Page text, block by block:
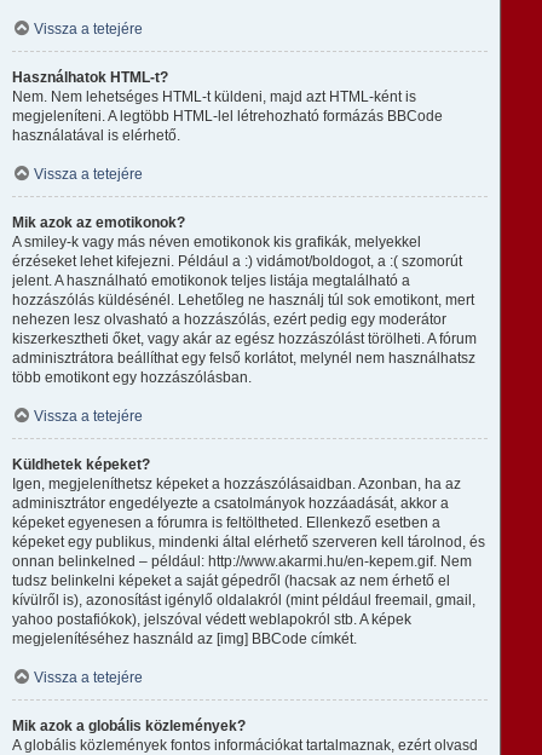
Vissza a tetejére
Használhatok HTML-t?
Nem. Nem lehetséges HTML-t küldeni, majd azt HTML-ként is
megjeleníteni. A legtöbb HTML-lel létrehozható formázás BBCode
használatával is elérhető.
Vissza a tetejére
Mik azok az emotikonok?
A smiley-k vagy más néven emotikonok kis grafikák, melyekkel
érzéseket lehet kifejezni. Például a :) vidámot/boldogot, a :( szomorút
jelent. A használható emotikonok teljes listája megtalálható a
hozzászólás küldésénél. Lehetőleg ne használj túl sok emotikont, mert
nehezen lesz olvasható a hozzászólás, ezért pedig egy moderátor
kiszerkesztheti őket, vagy akár az egész hozzászólást törölheti. A fórum
adminisztrátora beállíthat egy felső korlátot, melynél nem használhatsz
több emotikont egy hozzászólásban.
Vissza a tetejére
Küldhetek képeket?
Igen, megjeleníthetsz képeket a hozzászólásaidban. Azonban, ha az
adminisztrátor engedélyezte a csatolmányok hozzáadását, akkor a
képeket egyenesen a fórumra is feltöltheted. Ellenkező esetben a
képeket egy publikus, mindenki által elérhető szerveren kell tárolnod, és
onnan belinkelned – például: http://www.akarmi.hu/en-kepem.gif. Nem
tudsz belinkelni képeket a saját gépedről (hacsak az nem érhető el
kívülről is), azonosítást igénylő oldalakról (mint például freemail, gmail,
yahoo postafiókok), jelszóval védett weblapokról stb. A képek
megjelenítéséhez használd az [img] BBCode címkét.
Vissza a tetejére
Mik azok a globális közlemények?
A globális közlemények fontos információkat tartalmaznak, ezért olvasd